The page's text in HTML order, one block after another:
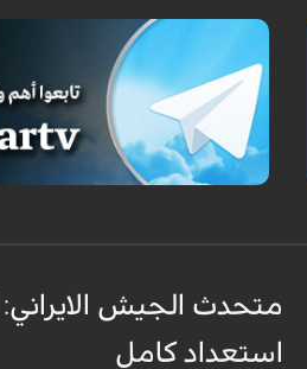
متحدث الجيش
استعداد كامل